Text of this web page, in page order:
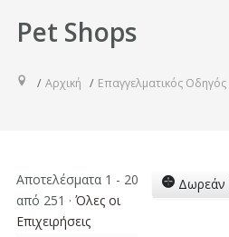
Pet Shops
Αρχική Επαγγελματικός Οδηγός
Δωρεάν
Αποτελέσματα 1 - 20
από 251 · Όλες οι
Επιχειρήσεις